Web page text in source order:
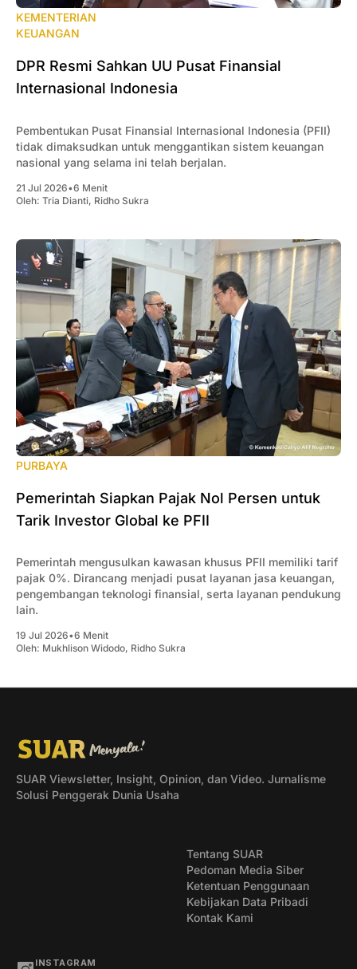
KEMENTERIAN
KEUANGAN
DPR Resmi Sahkan UU Pusat Finansial
Internasional Indonesia
Pembentukan Pusat Finansial Internasional Indonesia (PFII)
tidak dimaksudkan untuk menggantikan sistem keuangan
nasional yang selama ini telah berjalan.
21 Jul 2026•6 Menit
Oleh: Tria Dianti, Ridho Sukra
PURBAYA
Pemerintah Siapkan Pajak Nol Persen untuk
Tarik Investor Global ke PFII
Pemerintah mengusulkan kawasan khusus PFII memiliki tarif
pajak 0%. Dirancang menjadi pusat layanan jasa keuangan,
pengembangan teknologi finansial, serta layanan pendukung
lain.
19 Jul 2026•6 Menit
Oleh: Mukhlison Widodo, Ridho Sukra
SUAR Viewsletter, Insight, Opinion, dan Video. Jurnalisme
Solusi Penggerak Dunia Usaha
Tentang SUAR
Pedoman Media Siber
Ketentuan Penggunaan
Kebijakan Data Pribadi
Kontak Kami
INSTAGRAM